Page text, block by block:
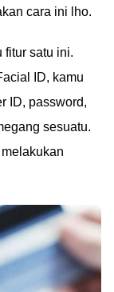
cara ini lho.
fitur satu ini.
ID, kamu
ID, password,
sesuatu.